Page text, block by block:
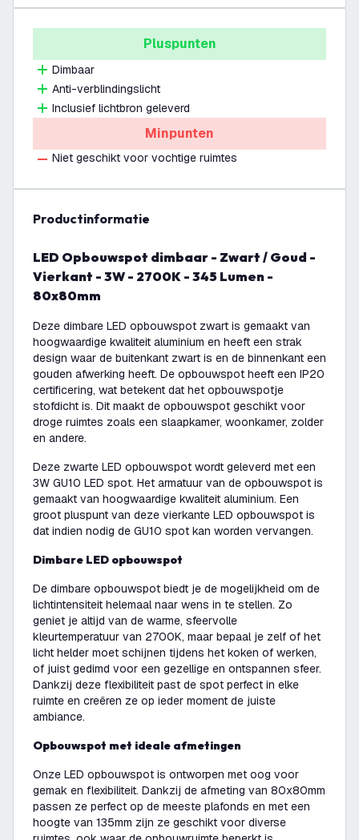
Pluspunten
Dimbaar
Anti-verblindingslicht
Inclusief lichtbron geleverd
Minpunten
Niet geschikt voor vochtige ruimtes
productinformatie
LED Opbouwspot dimbaar - Zwart / Goud -
Vierkant - 3W - 2700K - 345 Lumen -
80x80mm
Deze dimbare LED opbouwspot zwart is gemaakt van
hoogwaardige kwaliteit aluminium en heeft een strak
design waar de buitenkant zwart is en de binnenkant een
gouden afwerking heeft. De opbouwspot heeft een IP20
certificering, wat betekent dat het opbouwspotje
stofdicht is. Dit maakt de opbouwspot geschikt voor
droge ruimtes zoals een slaapkamer, woonkamer, zolder
en andere.
Deze zwarte LED opbouwspot wordt geleverd met een
3W GU10 LED spot. Het armatuur van de opbouwspot is
gemaakt van hoogwaardige kwaliteit aluminium. Een
groot pluspunt van deze vierkante LED opbouwspot is
dat indien nodig de GU10 spot kan worden vervangen.
Dimbare LED opbouwspot
De dimbare opbouwspot biedt je de mogelijkheid om de
lichtintensiteit helemaal naar wens in te stellen. Zo
geniet je altijd van de warme, sfeervolle
kleurtemperatuur van 2700K, maar bepaal je zelf of het
licht helder moet schijnen tijdens het koken of werken,
of juist gedimd voor een gezellige en ontspannen sfeer.
Dankzij deze flexibiliteit past de spot perfect in elke
ruimte en creëren ze op ieder moment de juiste
ambiance.
Opbouwspot met ideale afmetingen
Onze LED opbouwspot is ontworpen met oog voor
gemak en flexibiliteit. Dankzij de afmeting van 80x80mm
passen ze perfect op de meeste plafonds en met een
hoogte van 135mm zijn ze geschikt voor diverse